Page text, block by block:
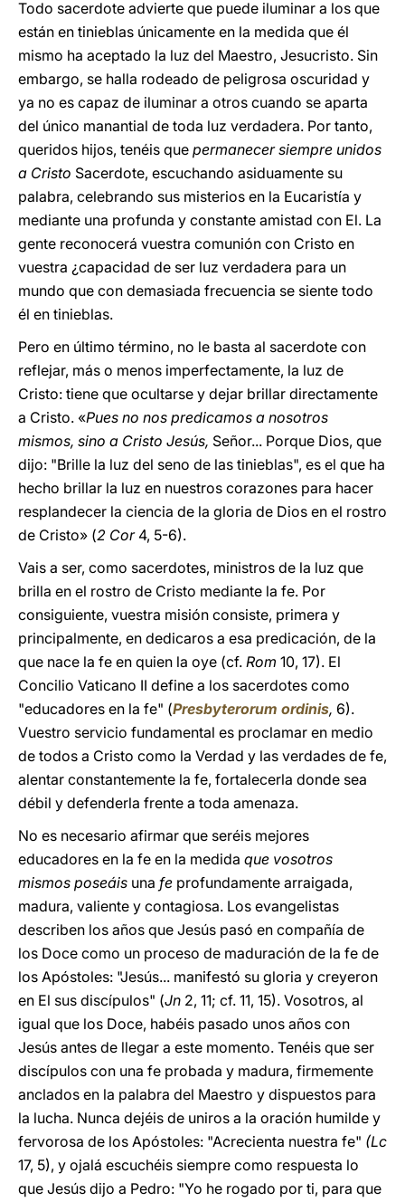
Todo sacerdote advierte que puede iluminar a los que
están en tinieblas únicamente en la medida que él
mismo ha aceptado la luz del Maestro, Jesucristo. Sin
embargo, se halla rodeado de peligrosa oscuridad y
ya no es capaz de iluminar a otros cuando se aparta
del único manantial de toda luz verdadera. Por tanto,
queridos hijos, tenéis que permanecer siempre unidos
a Cristo Sacerdote, escuchando asiduamente su
palabra, celebrando sus misterios en la Eucaristía y
mediante una profunda y constante amistad con El. La
gente reconocerá vuestra comunión con Cristo en
vuestra ¿capacidad de ser luz verdadera para un
mundo que con demasiada frecuencia se siente todo
él en tinieblas.
Pero en último término, no le basta al sacerdote con
reflejar, más o menos imperfectamente, la luz de
Cristo: tiene que ocultarse y dejar brillar directamente
a Cristo. «Pues no nos predicamos a nosotros
mismos, sino a Cristo Jesús, Señor... Porque Dios, que
dijo: "Brille la luz del seno de las tinieblas", es el que ha
hecho brillar la luz en nuestros corazones para hacer
resplandecer la ciencia de la gloria de Dios en el rostro
de Cristo» (2 Cor4, 5-6).
Vais a ser, como sacerdotes, ministros de la luz que
brilla en el rostro de Cristo mediante la fe. Por
consiguiente, vuestra misión consiste, primera y
principalmente, en dedicaros a esa predicación, de la
que nace la fe en quien la oye (cf. Rom 10, 17). El
Concilio Vaticano II define a los sacerdotes como
"educadores en la fe" (Presbyterorum ordinis, 6).
Vuestro servicio fundamental es proclamar en medio
de todos a Cristo como la Verdad y las verdades de fe,
alentar constantemente la fe, fortalecerla donde sea
débil y defenderla frente a toda amenaza.
No es necesario afirmar que seréis mejores
educadores en la fe en la medida que vosotros
mismos poseáis una fe profundamente arraigada,
madura, valiente y contagiosa. Los evangelistas
describen los años que Jesús pasó en compañía de
los Doce como un proceso de maduración de la fe de
los Apóstoles: "Jesús... manifestó su gloria y creyeron
en El sus discípulos" (Jn 2, 11; cf. 11, 15). Vosotros, al
igual que los Doce, habéis pasado unos años con
Jesús antes de llegar a este momento. Tenéis que ser
discípulos con una fe probada y madura, firmemente
anclados en la palabra del Maestro y dispuestos para
la lucha. Nunca dejéis de uniros a la oración humilde y
fervorosa de los Apóstoles: "Acrecienta nuestra fe" (Lc
17, 5), y ojalá escuchéis siempre como respuesta lo
que Jesús dijo a Pedro: "Yo he rogado por ti, para que